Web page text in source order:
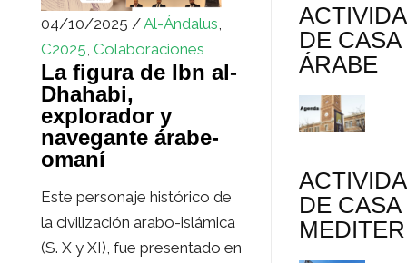
04/10/2025 /Al-Ándalus,
C2025, Colaboraciones
La figura de Ibn al-
Dhahabi,
explorador y
navegante árabe-
omaní
Este personaje histórico de
la civilización arabo-islámica
(S. X y XI), fue presentado en
DE CASA
ÁRABE
DE CASA